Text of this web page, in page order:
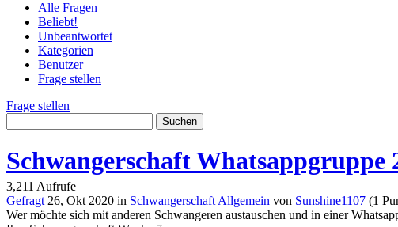
Alle Fragen
Beliebt!
Unbeantwortet
Kategorien
Benutzer
Frage stellen
Frage stellen
Schwangerschaft Whatsappgruppe
3,211 Aufrufe
Gefragt 26, Okt 2020 in Schwangerschaft Allgemein von Sunshine1107 (1
Wer möchte sich mit anderen Schwangeren austauschen und in einer